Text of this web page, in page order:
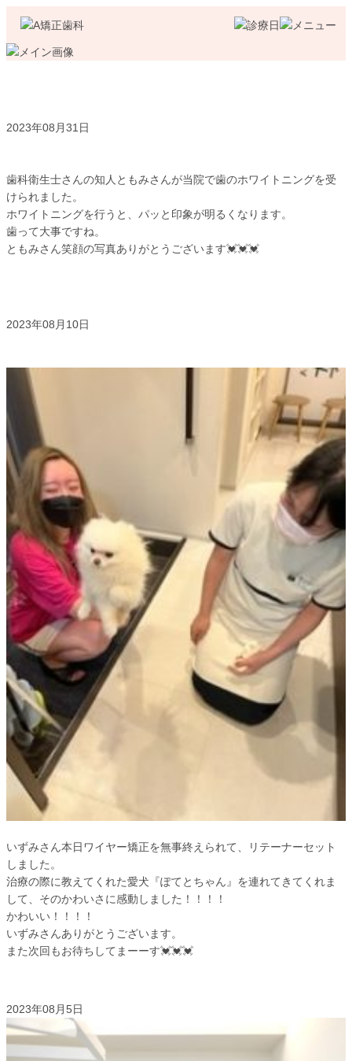
2023年08月31日
歯科衛生士さんの知人ともみさんが当院で歯のホワイトニングを受
けられました。
ホワイトニングを行うと、パッと印象が明るくなります。
歯って大事ですね。
ともみさん笑顔の写真ありがとうございます💓💓💓
2023年08月10日
いずみさん本日ワイヤー矯正を無事終えられて、リテーナーセット
しました。
治療の際に教えてくれた愛犬『ぽてとちゃん』を連れてきてくれま
して、そのかわいさに感動しました！！！！
かわいい！！！！
いずみさんありがとうございます。
また次回もお待ちしてまーーす💓💓💓
2023年08月5日